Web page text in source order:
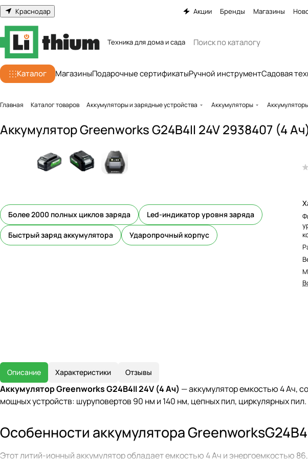
Краснодар Акции Бренды Магазины
Техника для дома и сада
Каталог МагазиныПодарочные сертификатыРучной инструментСадовая
Главная Каталог товаров Аккумуляторы и зарядные устройства Аккумуляторы
Аккумулятор Greenworks G24B4II 24V 2938407 (4 Ач)
Более 2000 полных циклов заряда Led-индикатор уровня заряда
Быстрый заряд аккумулятора Ударопрочный корпус
Описание Характеристики Отзывы
Аккумулятор Greenworks G24B4II 24V (4 Ач) — аккумулятор емкостью 4 Ач,
мощных устройств: шуруповертов 90 нм и 140 нм, цепных пил, циркулярных пил.
Особенности аккумулятора
Этот литий-ионный аккумулятор обладает емкостью 4 Ач и энергоемкостью